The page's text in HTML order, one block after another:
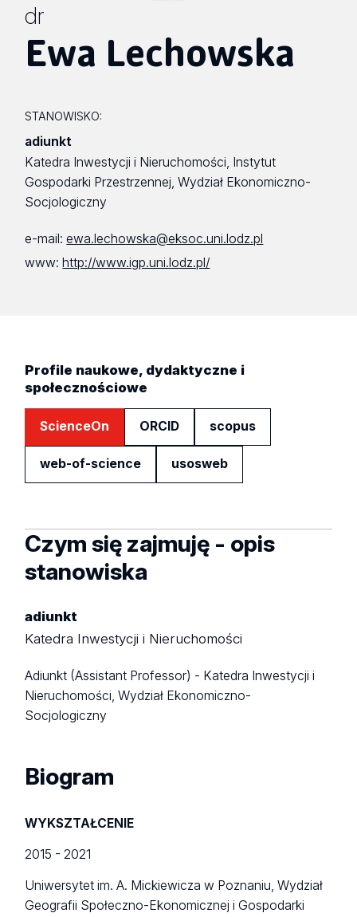
dr
Ewa Lechowska
STANOWISKO:
adiunkt
Katedra Inwestycji i Nieruchomości, Instytut
Gospodarki Przestrzennej, Wydział Ekonomiczno-
Socjologiczny
e-mail:ewa.lechowska@eksoc.uni.lodz.pl
www:http://www.igp.uni.lodz.pl/
Profile naukowe, dydaktyczne i
społecznościowe
ScienceOn ORCID scopus
web-of-science usosweb
Czym się zajmuję - opis
stanowiska
adiunkt
Katedra Inwestycji i Nieruchomości
Adiunkt (Assistant Professor) - Katedra Inwestycji i
Nieruchomości, Wydział Ekonomiczno-
Socjologiczny
Biogram
WYKSZTAŁCENIE
2015 - 2021
Uniwersytet im. A. Mickiewicza w Poznaniu, Wydział
Geografii Społeczno-Ekonomicznej i Gospodarki